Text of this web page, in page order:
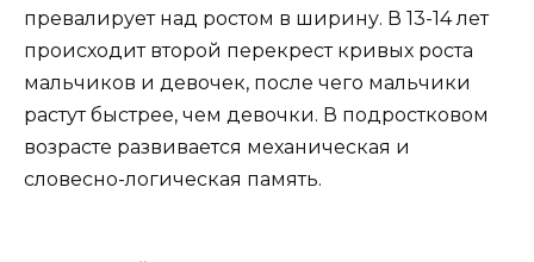
превалирует над ростом в ширину. В 13-14 лет
происходит второй перекрест кривых роста
мальчиков и девочек, после чего мальчики
растут быстрее, чем девочки. В подростковом
возрасте развивается механическая и
словесно-логическая память.